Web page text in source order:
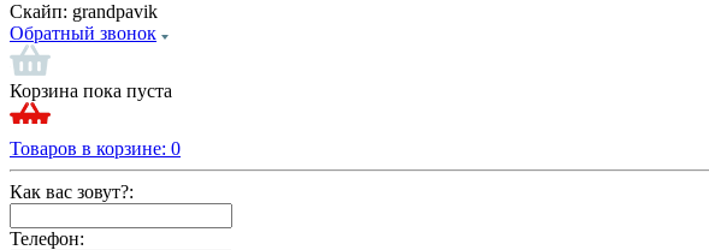
Скайп: grandpavik
Обратный звонок
Корзина пока пуста
Товаров в корзине: 0
Как вас зовут?:
Телефон: